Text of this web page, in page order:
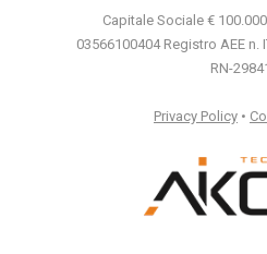
Capitale Sociale €
03566100404 Registro AEE n.
RN-
Privacy Policy •